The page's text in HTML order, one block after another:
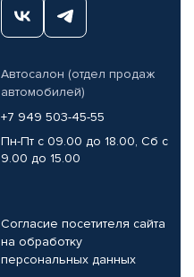
Автосалон (отдел продаж
автомобилей)
+7 949 503-45-55
Пн-Пт с 09.00 до 18.00, Сб с
9.00 до 15.00
Согласие посетителя сайта
на обработку
персональных данных